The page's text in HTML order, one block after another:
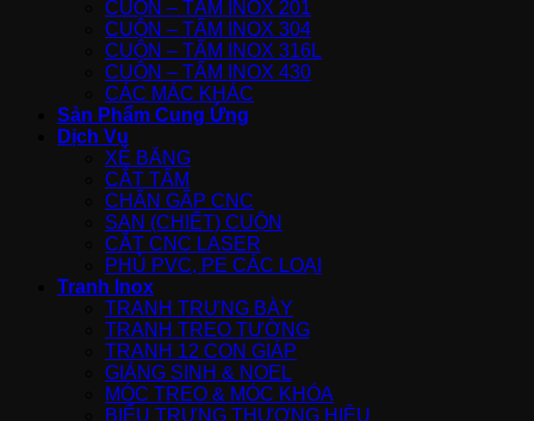
CUỘN – TẤM INOX 201
CUỘN – TẤM INOX 304
CUỘN – TẤM INOX 316L
CUỘN – TẤM INOX 430
CÁC MÁC KHÁC
Sản Phẩm Cung Ứng
Dịch Vụ
XẺ BĂNG
CẮT TẤM
CHẤN GẤP CNC
SAN (CHIẾT) CUỘN
CẮT CNC LASER
PHỦ PVC, PE CÁC LOẠI
Tranh Inox
TRANH TRƯNG BÀY
TRANH TREO TƯỜNG
TRANH 12 CON GIÁP
GIÁNG SINH & NOEL
MÓC TREO & MÓC KHÓA
BIỂU TRƯNG THƯƠNG HIỆU